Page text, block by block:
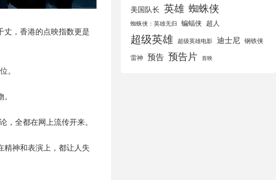
丈，香港的点映指数更是
。
，全都在网上流传开来。
精神和表演上，都让人失
美国队长 英雄 蜘蛛侠
蜘蛛侠：英雄无归 蝙蝠侠 超人
超级英雄 超级英雄电影 迪士尼 钢铁侠
雷神 预告 预告片 首映